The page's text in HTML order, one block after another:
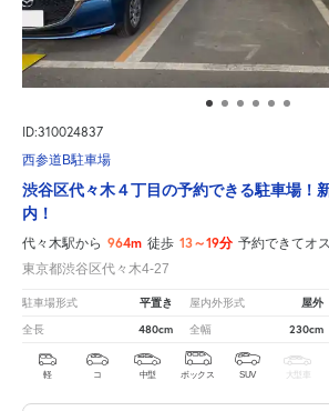
ID:310024837
西参道B駐車場
渋谷区代々木４丁目の予約できる駐車場！
内！
代々木駅から 964m 徒歩 13～19分 予約できてオ
東京都渋谷区代々木4-27
駐車場形式 平置き 屋内外形式 屋外
全長 480cm 全幅 230cm
軽 コ 中型 ボックス SUV 大型車